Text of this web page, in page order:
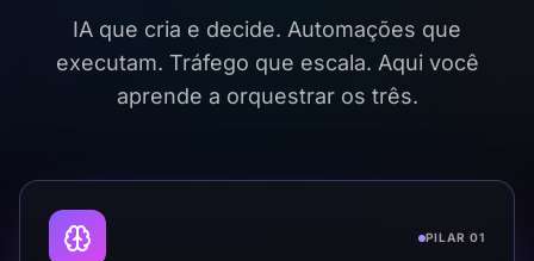
IA que cria e decide. Automações que
executam. Tráfego que escala. Aqui você
aprende a orquestrar os três.
PILAR 01